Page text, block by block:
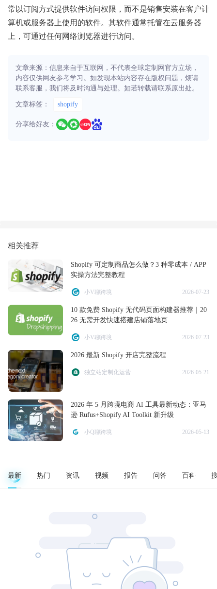
常以订阅方式提供软件访问权限，而不是销售安装在客户计
算机或服务器上使用的软件。其软件通常托管在云服务器
上，可通过任何网络浏览器进行访问。
文章来源：信息来自于互联网，不代表全球定制网官方立场，
内容仅供网友参考学习。如发现本站内容存在版权问题，烦请
联系客服，我们将及时沟通与处理。如若转载请联系原出处。
文章标签： shopify
分享给好友：
相关推荐
Shopify 可定制商品怎么做？3 种零成本 / APP
实操方法完整教程
小V聊跨境 2026-07-23
10 款免费 Shopify 无代码页面构建器推荐｜20
26 无需开发快速搭建店铺落地页
小V聊跨境 2026-07-23
2026 最新 Shopify 开店完整流程
独立站定制化运营 2026-05-21
2026 年 5 月跨境电商 AI 工具最新动态：亚马
逊 Rufus+Shopify AI Toolkit 新升级
小Q聊跨境 2026-05-13
最新 热门 资讯 视频 报告 问答 百科